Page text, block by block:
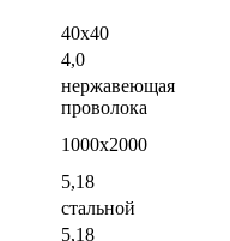
40х40
4,0
нержавеющая
проволока
1000х2000
5,18
стальной
5,18